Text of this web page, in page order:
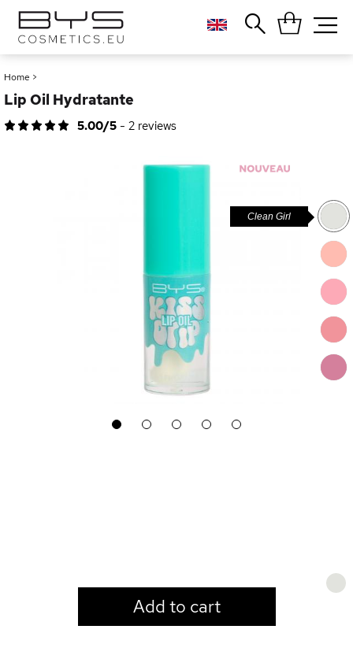
Home >
Lip Oil Hydratante
5.00/5 - 2 reviews
1 2 3 4 5
Add to cart
Close
Foundation
Clean Girl